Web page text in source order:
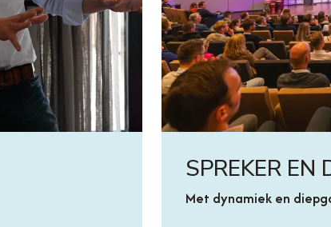
SPREKER
Met dynamiek en